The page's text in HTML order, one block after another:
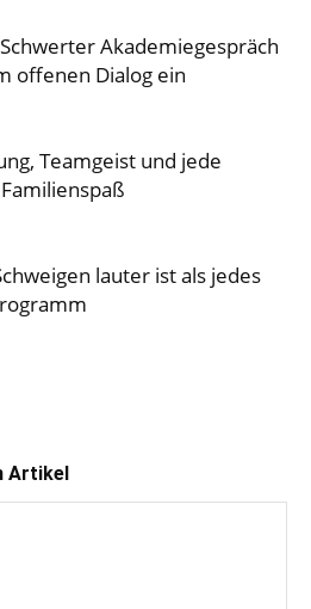
Akademiegespräch
offenen Dialog ein
Teamgeist und jede
lauter ist als jedes
Artikel